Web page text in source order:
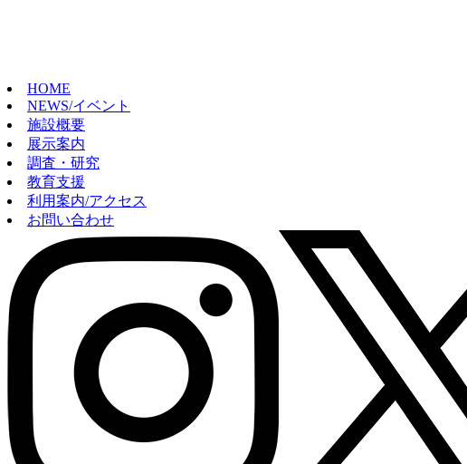
HOME
NEWS/イベント
施設概要
展示案内
調査・研究
教育支援
利用案内/アクセス
お問い合わせ